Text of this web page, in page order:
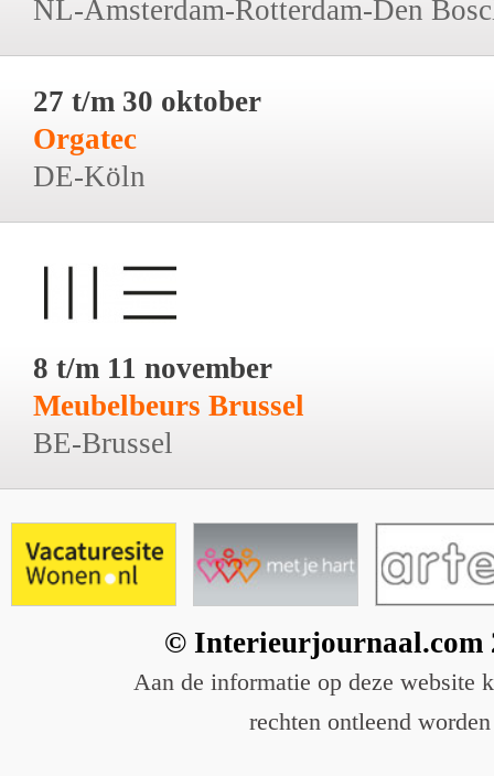
NL-Amsterdam-Rotterdam-Den
27 t/m 30 oktober
Orgatec
DE-Köln
8 t/m 11 november
Meubelbeurs Brussel
BE-Brussel
© Interieurjournaal.com
Aan de informatie op deze website
rechten ontleend worden